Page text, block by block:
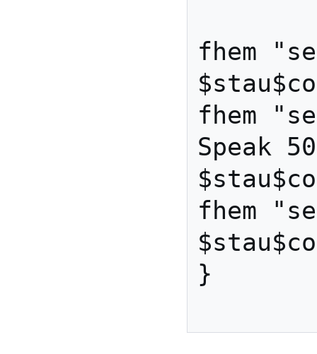
fhem
fhem
Speak
fhem
}